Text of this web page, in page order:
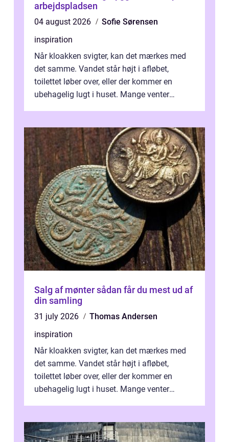
arbejdspladsen
04 august 2026
Sofie Sørensen
inspiration
Når kloakken svigter, kan det mærkes med
det samme. Vandet står højt i afløbet,
toilettet løber over, eller der kommer en
ubehagelig lugt i huset. Mange venter
Salg af mønter sådan får du mest ud af
din samling
31 july 2026
Thomas Andersen
inspiration
Når kloakken svigter, kan det mærkes med
det samme. Vandet står højt i afløbet,
toilettet løber over, eller der kommer en
ubehagelig lugt i huset. Mange venter